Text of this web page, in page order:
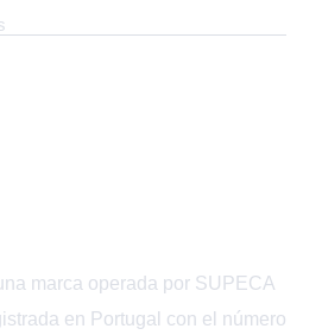
marca operada por SUPECA
en Portugal con el número